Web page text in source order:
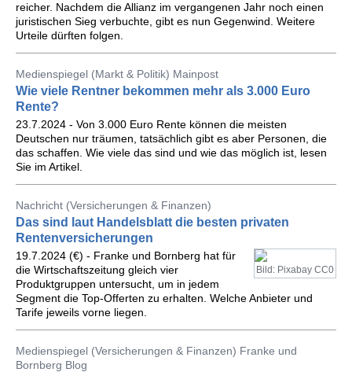
reicher. Nachdem die Allianz im vergangenen Jahr noch einen
juristischen Sieg verbuchte, gibt es nun Gegenwind. Weitere
Urteile dürften folgen.
Medienspiegel (Markt & Politik) Mainpost
Wie viele Rentner bekommen mehr als 3.000 Euro
Rente?
23.7.2024 - Von 3.000 Euro Rente können die meisten
Deutschen nur träumen, tatsächlich gibt es aber Personen, die
das schaffen. Wie viele das sind und wie das möglich ist, lesen
Sie im Artikel.
Nachricht (Versicherungen & Finanzen)
Das sind laut Handelsblatt die besten privaten
Rentenversicherungen
Bild: Pixabay CC0
19.7.2024 (€) - Franke und Bornberg hat für
die Wirtschaftszeitung gleich vier
Produktgruppen untersucht, um in jedem
Segment die Top-Offerten zu erhalten. Welche Anbieter und
Tarife jeweils vorne liegen.
Medienspiegel (Versicherungen & Finanzen) Franke und
Bornberg Blog